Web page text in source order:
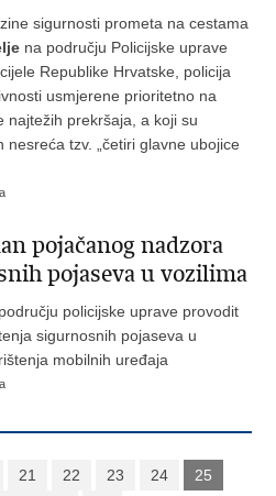
sigurnosti prometa na cestama
na području Policijske uprave
Republike Hrvatske, policija
usmjerene prioritetno na
najtežih prekršaja, a koji su
tzv. „četiri glavne ubojice
pojačanog nadzora
pojaseva u vozilima
policijske uprave provodit
sigurnosnih pojaseva u
mobilnih uređaja
21 22 23 24
25